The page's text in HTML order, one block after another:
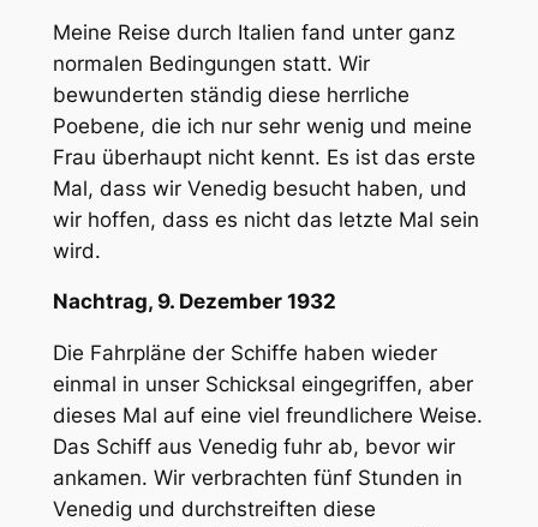
Meine Reise durch Italien fand unter ganz
normalen Bedingungen statt. Wir
bewunderten ständig diese herrliche
Poebene, die ich nur sehr wenig und meine
Frau überhaupt nicht kennt. Es ist das erste
Mal, dass wir Venedig besucht haben, und
wir hoffen, dass es nicht das letzte Mal sein
wird.
Nachtrag, 9. Dezember 1932
Die Fahrpläne der Schiffe haben wieder
einmal in unser Schicksal eingegriffen, aber
dieses Mal auf eine viel freundlichere Weise.
Das Schiff aus Venedig fuhr ab, bevor wir
ankamen. Wir verbrachten fünf Stunden in
Venedig und durchstreiften diese